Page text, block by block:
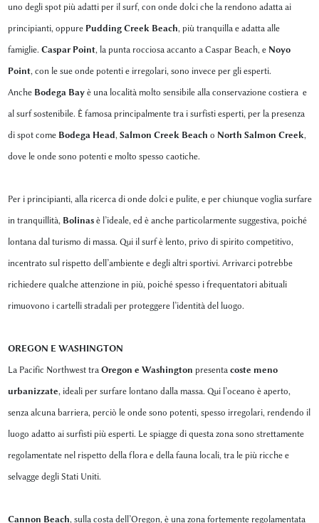
uno degli spot più adatti per il surf, con onde dolci che la rendono adatta ai
principianti, oppure Pudding Creek Beach, più tranquilla e adatta alle
famiglie. Caspar Point, la punta rocciosa accanto a Caspar Beach, e Noyo
Point, con le sue onde potenti e irregolari, sono invece per gli esperti.
Anche Bodega Bay è una località molto sensibile alla conservazione costiera e
al surf sostenibile. È famosa principalmente tra i surfisti esperti, per la presenza
di spot come Bodega Head, Salmon Creek Beach o North Salmon Creek,
dove le onde sono potenti e molto spesso caotiche.
Per i principianti, alla ricerca di onde dolci e pulite, e per chiunque voglia surfare
in tranquillità, Bolinasè l’ideale, ed è anche particolarmente suggestiva, poiché
lontana dal turismo di massa. Qui il surf è lento, privo di spirito competitivo,
incentrato sul rispetto dell’ambiente e degli altri sportivi. Arrivarci potrebbe
richiedere qualche attenzione in più, poiché spesso i frequentatori abituali
rimuovono i cartelli stradali per proteggere l’identità del luogo.
OREGON E WASHINGTON
La Pacific Northwest tra Oregon e Washington presenta coste meno
urbanizzate, ideali per surfare lontano dalla massa. Qui l’oceano è aperto,
senza alcuna barriera, perciò le onde sono potenti, spesso irregolari, rendendo il
luogo adatto ai surfisti più esperti. Le spiagge di questa zona sono strettamente
regolamentate nel rispetto della flora e della fauna locali, tra le più ricche e
selvagge degli Stati Uniti.
Cannon Beach, sulla costa dell’Oregon, è una zona fortemente regolamentata